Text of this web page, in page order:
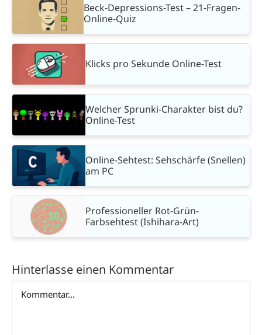
Beck-Depressions-Test – 21-Fragen-
Online-Quiz
Klicks pro Sekunde Online-Test
Welcher Sprunki-Charakter bist du?
Online-Test
Online-Sehtest: Sehschärfe (Snellen)
am PC
Professioneller Rot-Grün-
Farbsehtest (Ishihara-Art)
Hinterlasse einen Kommentar